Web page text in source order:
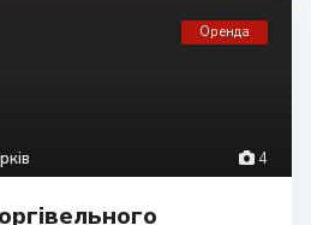
4
Оренда